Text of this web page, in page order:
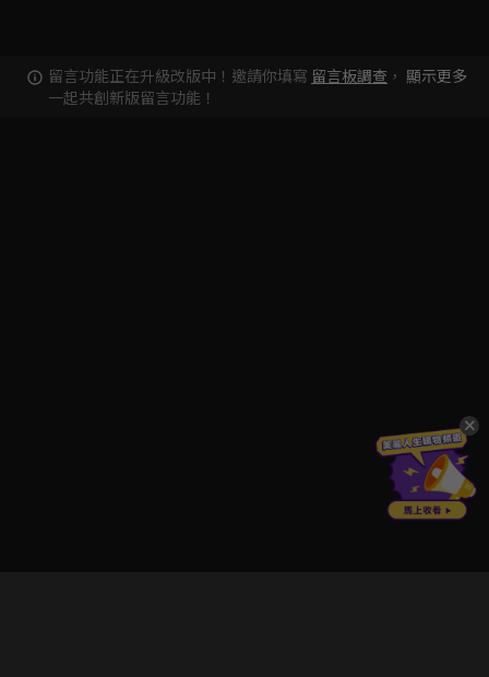
留言功能正在升級改版中！邀請你填寫 留言板調查 ，
一起共創新版留言功能！
顯示更多